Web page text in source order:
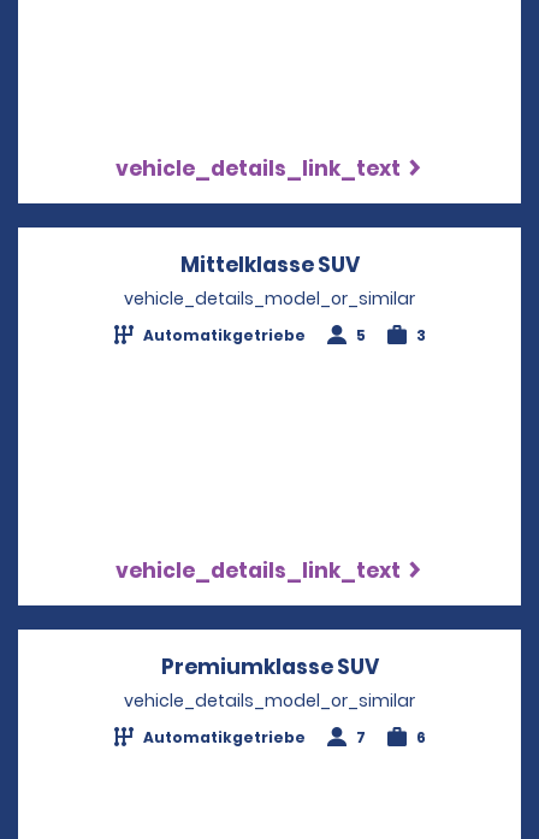
vehicle_details_link_text
Mittelklasse SUVOpens in a new
vehicle_details_model_or_similar
Automatikgetriebe 5 3
vehicle_details_link_text
Premiumklasse SUVOpens in a
vehicle_details_model_or_similar
Automatikgetriebe 7 6